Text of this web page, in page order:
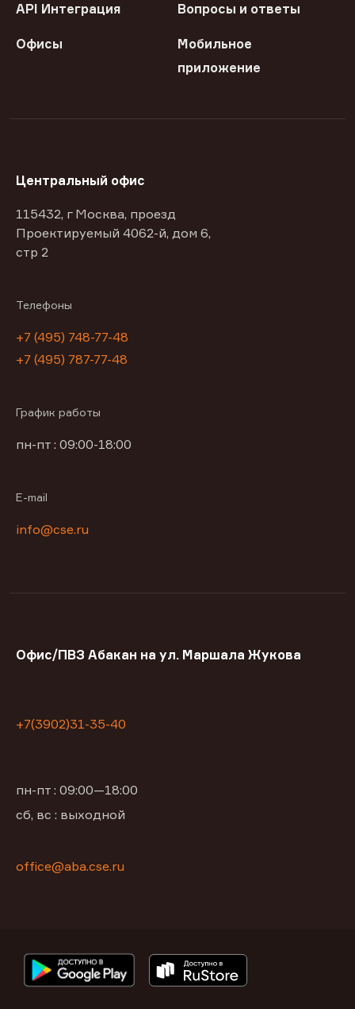
API Интеграция Вопросы и ответы
Офисы
Мобильное
приложение
Центральный офис
115432, г Москва, проезд
Проектируемый 4062-й, дом 6,
стр 2
Телефоны
+7 (495) 748-77-48
+7 (495) 787-77-48
График работы
пн-пт : 09:00-18:00
E-mail
info@cse.ru
Офис/ПВЗ Абакан на ул. Маршала Жукова
+7(3902)31-35-40
пн-пт : 09:00—18:00
сб, вс : выходной
office@aba.cse.ru